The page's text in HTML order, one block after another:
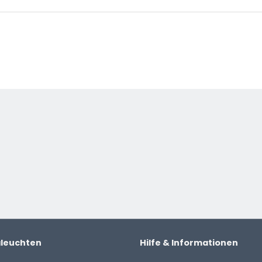
Beleuchtung, bei der
in Hand gehen. Das
zwischen klassischer
Produkten.
Hilfe & Informationen